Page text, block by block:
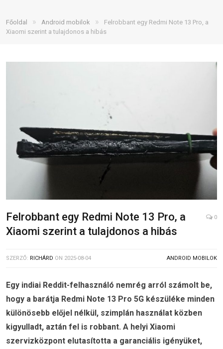
Főoldal » Android mobilok »
Felrobbant egy Redmi Note 13 Pro, a
Xiaomi szerint a tulajdonos a hibás
Felrobbant egy Redmi Note 13 Pro, a
Xiaomi szerint a tulajdonos a hibás
0
SZERZŐ: RICHÁRD ON 2025-08-04 ANDROID MOBILOK
Egy indiai Reddit-felhasználó nemrég arról számolt be,
hogy a barátja Redmi Note 13 Pro 5G készüléke minden
különösebb előjel nélkül, szimplán használat közben
kigyulladt, aztán fel is robbant. A helyi Xiaomi
szervizközpont elutasította a garanciális igényüket,